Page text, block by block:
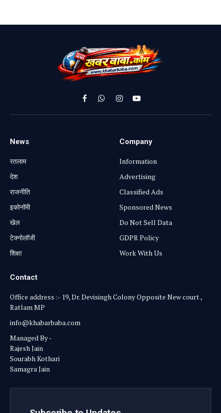
FacebookWhatsApp
InstagramYouTube
News
रतलाम
⁠देश
राजनीति
⁠इकोनॉमी
खेल
टेक्नोलॉजी
शिक्षा
Company
Information
Advertising
Classified Ads
Sponsored News
Do Not Sell Data
GDPR Policy
Work With Us
Contact
Office address :- 19, Dr. Devisingh Colony Opposite New court ,
Ratlam MP
info@khabarbaba.com
Managed By -
Rajesh Jain
Sourabh Kothari
Samagra Jain